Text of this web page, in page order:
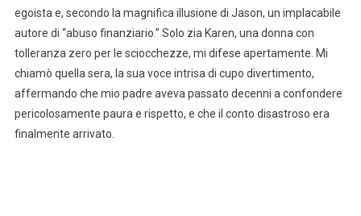
egoista e, secondo la magnifica illusione di Jason, un implacabile
autore di “abuso finanziario.” Solo zia Karen, una donna con
tolleranza zero per le sciocchezze, mi difese apertamente. Mi
chiamò quella sera, la sua voce intrisa di cupo divertimento,
affermando che mio padre aveva passato decenni a confondere
pericolosamente paura e rispetto, e che il conto disastroso era
finalmente arrivato.